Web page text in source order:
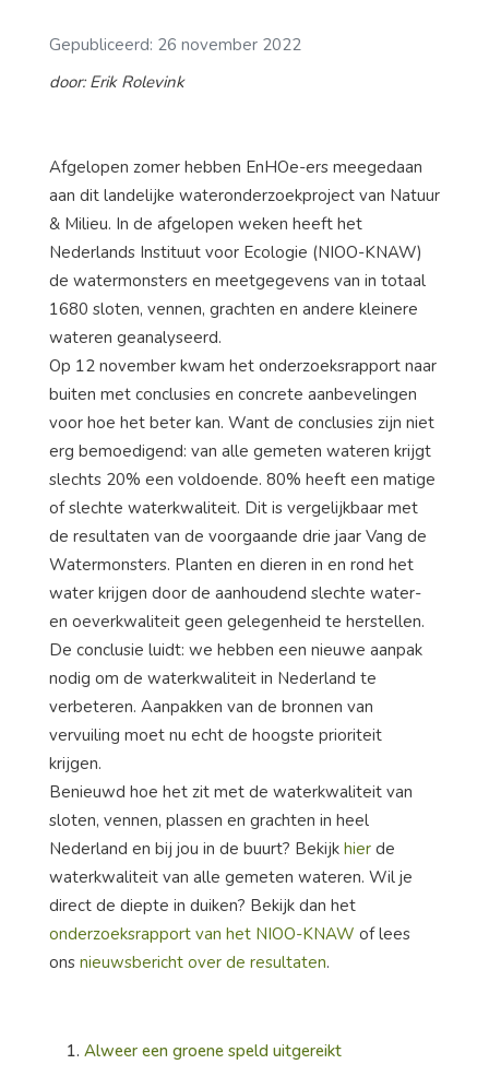
Gepubliceerd: 26 november 2022
door: Erik Rolevink
Afgelopen zomer hebben EnHOe-ers meegedaan
aan dit landelijke wateronderzoekproject van Natuur
& Milieu. In de afgelopen weken heeft het
Nederlands Instituut voor Ecologie (NIOO-KNAW)
de watermonsters en meetgegevens van in totaal
1680 sloten, vennen, grachten en andere kleinere
wateren geanalyseerd.
Op 12 november kwam het onderzoeksrapport naar
buiten met conclusies en concrete aanbevelingen
voor hoe het beter kan. Want de conclusies zijn niet
erg bemoedigend: van alle gemeten wateren krijgt
slechts 20% een voldoende. 80% heeft een matige
of slechte waterkwaliteit. Dit is vergelijkbaar met
de resultaten van de voorgaande drie jaar Vang de
Watermonsters. Planten en dieren in en rond het
water krijgen door de aanhoudend slechte water-
en oeverkwaliteit geen gelegenheid te herstellen.
De conclusie luidt: we hebben een nieuwe aanpak
nodig om de waterkwaliteit in Nederland te
verbeteren. Aanpakken van de bronnen van
vervuiling moet nu echt de hoogste prioriteit
krijgen.
Benieuwd hoe het zit met de waterkwaliteit van
sloten, vennen, plassen en grachten in heel
Nederland en bij jou in de buurt? Bekijk hier de
waterkwaliteit van alle gemeten wateren. Wil je
direct de diepte in duiken? Bekijk dan het
onderzoeksrapport van het NIOO-KNAW of lees
ons nieuwsbericht over de resultaten.
Alweer een groene speld uitgereikt